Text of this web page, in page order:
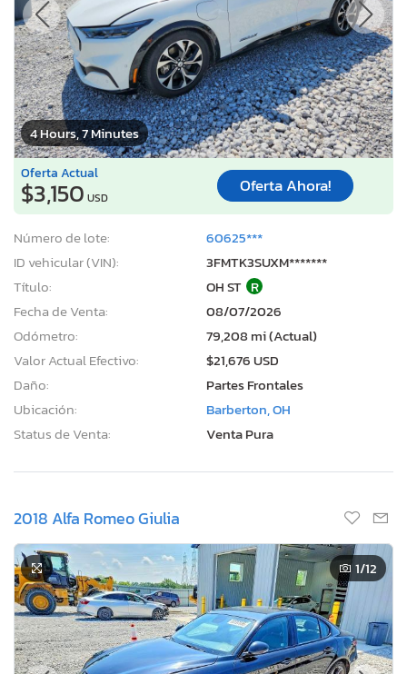
4 Hours, 7 Minutes
Oferta Actual
$3,150 USD
Oferta Ahora!
Número de lote:
60625***
ID vehicular (VIN):
3FMTK3SUXM*******
Título:
OH ST R
Fecha de Venta:
08/07/2026
Odómetro:
79,208 mi (Actual)
Valor Actual Efectivo:
$21,676 USD
Daño:
Partes Frontales
Ubicación:
Barberton, OH
Status de Venta:
Venta Pura
2018 Alfa Romeo Giulia
1/12